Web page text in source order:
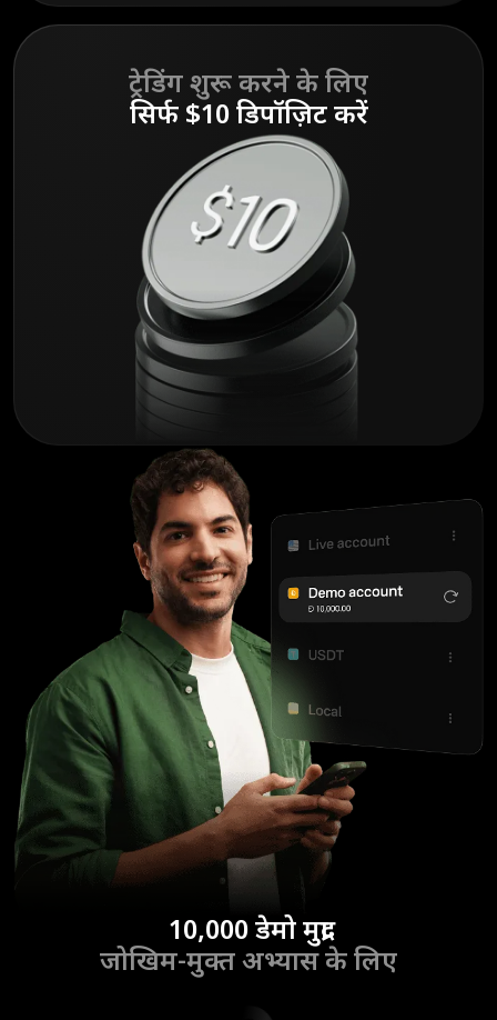
ट्रेडिंग शुरू करने के लिए
सिर्फ $10 डिपॉज़िट करें
10,000 डेमो मुद्रा
जोखिम-मुक्त अभ्यास के लिए